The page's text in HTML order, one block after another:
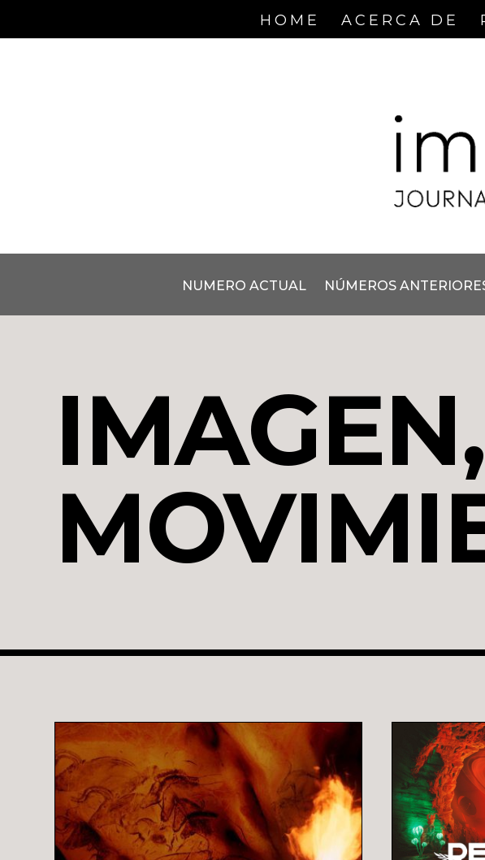
HOME ACERCA DE
NUMERO ACTUAL NÚMEROS